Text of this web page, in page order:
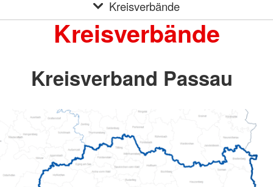
Kreisverbände
Kreisverbände
Kreisverband Passau